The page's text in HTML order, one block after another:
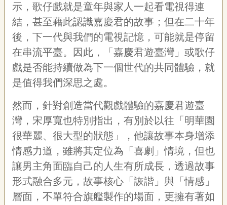
示，歌仔戲就是童年與家人一起看電視得連
結，甚至藉此認識嘉慶君的故事；但在二十年
後，下一代與我們的電視記憶，可能就是停留
在串流平臺。因此，「嘉慶君遊臺灣」或歌仔
戲是否能持續做為下一個世代的共同體驗，就
是值得我們深思之處。
然而，針對創造當代觀戲體驗的嘉慶君遊臺
灣，宋厚寬也特別指出，有別於以往「明華園
很華麗、很大型的狀態」，他讓故事本身增添
情感力道，雖將其定位為「喜劇」情境，但也
讓男主角面臨自己的人生有所成長，透過故事
形式融合多元，故事核心「詼諧」與「情感」
層面，不單符合旗艦製作的場面，更擁有著如